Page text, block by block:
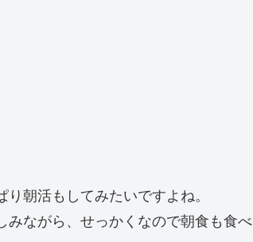
朝活もしてみたいですよね。
ながら、せっかくなので朝食も食べ